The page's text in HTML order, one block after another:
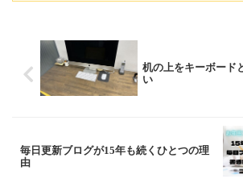
机の上をキーボード
い
毎日更新ブログが15年も続くひとつの理
由